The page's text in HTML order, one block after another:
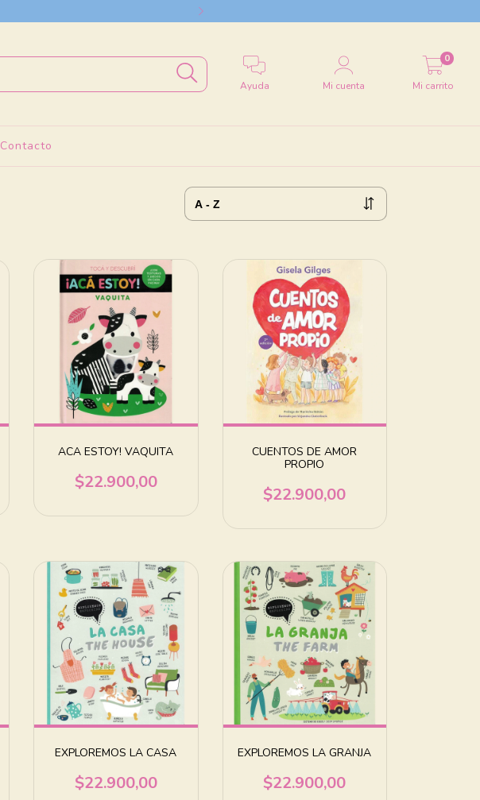
Ayuda Mi cuenta Mi carrito
0
Contacto
ACA ESTOY! VAQUITA
$22.900,00
CUENTOS DE AMOR
PROPIO
$22.900,00
EXPLOREMOS LA CASA
$22.900,00
EXPLOREMOS LA GRANJA
$22.900,00